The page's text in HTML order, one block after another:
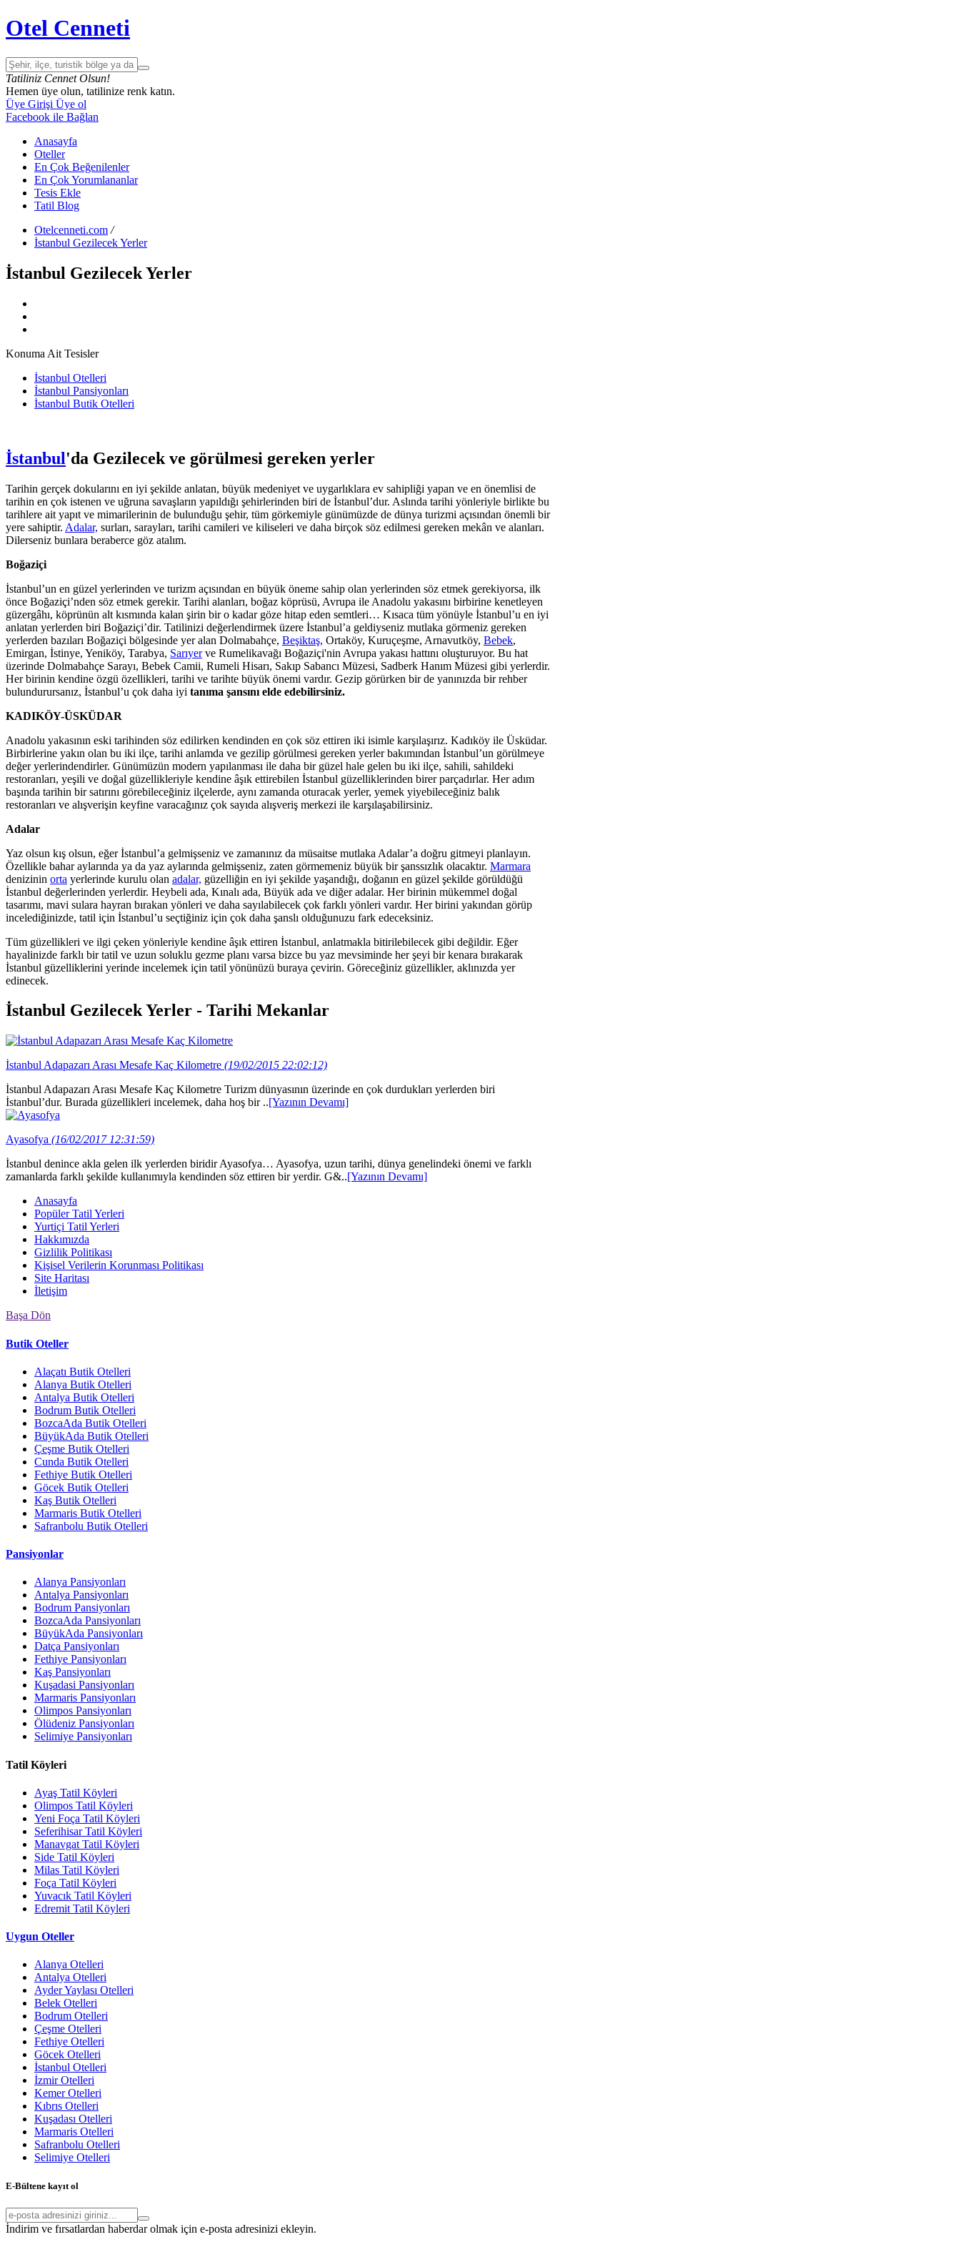
Otel Cenneti
Tatiliniz Cennet Olsun!
Hemen üye olun, tatilinize renk katın.
Üye Girişi Üye ol
Facebook ile Bağlan
Anasayfa
Oteller
En Çok Beğenilenler
En Çok Yorumlananlar
Tesis Ekle
Tatil Blog
Otelcenneti.com /
İstanbul Gezilecek Yerler
İstanbul Gezilecek Yerler
Konuma Ait Tesisler
İstanbul Otelleri
İstanbul Pansiyonları
İstanbul Butik Otelleri
İstanbul'da Gezilecek ve görülmesi gereken yerler
Tarihin gerçek dokularını en iyi şekilde anlatan, büyük medeniyet ve uygarlıklara ev sahipliği yapan ve en önemlisi de
tarihin en çok istenen ve uğruna savaşların yapıldığı şehirlerinden biri de İstanbul’dur. Aslında tarihi yönleriyle birlikte bu
tarihlere ait yapıt ve mimarilerinin de bulunduğu şehir, tüm görkemiyle günümüzde de dünya turizmi açısından önemli bir
yere sahiptir. Adalar, surları, sarayları, tarihi camileri ve kiliseleri ve daha birçok söz edilmesi gereken mekân ve alanları.
Dilerseniz bunlara beraberce göz atalım.
Boğaziçi
İstanbul’un en güzel yerlerinden ve turizm açısından en büyük öneme sahip olan yerlerinden söz etmek gerekiyorsa, ilk
önce Boğaziçi’nden söz etmek gerekir. Tarihi alanları, boğaz köprüsü, Avrupa ile Anadolu yakasını birbirine kenetleyen
güzergâhı, köprünün alt kısmında kalan şirin bir o kadar göze hitap eden semtleri… Kısaca tüm yönüyle İstanbul’u en iyi
anlatan yerlerden biri Boğaziçi’dir. Tatilinizi değerlendirmek üzere İstanbul’a geldiyseniz mutlaka görmeniz gereken
yerlerden bazıları Boğaziçi bölgesinde yer alan Dolmabahçe, Beşiktaş, Ortaköy, Kuruçeşme, Arnavutköy, Bebek,
Emirgan, İstinye, Yeniköy, Tarabya, Sarıyerve Rumelikavağı Boğaziçi'nin Avrupa yakası hattını oluşturuyor. Bu hat
üzerinde Dolmabahçe Sarayı, Bebek Camii, Rumeli Hisarı, Sakıp Sabancı Müzesi, Sadberk Hanım Müzesi gibi yerlerdir.
Her birinin kendine özgü özellikleri, tarihi ve tarihte büyük önemi vardır. Gezip görürken bir de yanınızda bir rehber
bulundurursanız, İstanbul’u çok daha iyi tanıma şansını elde edebilirsiniz.
KADIKÖY-ÜSKÜDAR
Anadolu yakasının eski tarihinden söz edilirken kendinden en çok söz ettiren iki isimle karşılaşırız. Kadıköy ile Üsküdar.
Birbirlerine yakın olan bu iki ilçe, tarihi anlamda ve gezilip görülmesi gereken yerler bakımından İstanbul’un görülmeye
değer yerlerindendirler. Günümüzün modern yapılanması ile daha bir güzel hale gelen bu iki ilçe, sahili, sahildeki
restoranları, yeşili ve doğal güzellikleriyle kendine âşık ettirebilen İstanbul güzelliklerinden birer parçadırlar. Her adım
başında tarihin bir satırını görebileceğiniz ilçelerde, aynı zamanda oturacak yerler, yemek yiyebileceğiniz balık
restoranları ve alışverişin keyfine varacağınız çok sayıda alışveriş merkezi ile karşılaşabilirsiniz.
Adalar
Yaz olsun kış olsun, eğer İstanbul’a gelmişseniz ve zamanınız da müsaitse mutlaka Adalar’a doğru gitmeyi planlayın.
Özellikle bahar aylarında ya da yaz aylarında gelmişseniz, zaten görmemeniz büyük bir şanssızlık olacaktır. Marmara
denizinin orta yerlerinde kurulu olan adalar, güzelliğin en iyi şekilde yaşandığı, doğanın en güzel şekilde görüldüğü
İstanbul değerlerinden yerlerdir. Heybeli ada, Kınalı ada, Büyük ada ve diğer adalar. Her birinin mükemmel doğal
tasarımı, mavi sulara hayran bırakan yönleri ve daha sayılabilecek çok farklı yönleri vardır. Her birini yakından görüp
incelediğinizde, tatil için İstanbul’u seçtiğiniz için çok daha şanslı olduğunuzu fark edeceksiniz.
Tüm güzellikleri ve ilgi çeken yönleriyle kendine âşık ettiren İstanbul, anlatmakla bitirilebilecek gibi değildir. Eğer
hayalinizde farklı bir tatil ve uzun soluklu gezme planı varsa bizce bu yaz mevsiminde her şeyi bir kenara bırakarak
İstanbul güzelliklerini yerinde incelemek için tatil yönünüzü buraya çevirin. Göreceğiniz güzellikler, aklınızda yer
edinecek.
İstanbul Gezilecek Yerler - Tarihi Mekanlar
İstanbul Adapazarı Arası Mesafe Kaç Kilometre (19/02/2015 22:02:12)
İstanbul Adapazarı Arası Mesafe Kaç Kilometre Turizm dünyasının üzerinde en çok durdukları yerlerden biri
İstanbul’dur. Burada güzellikleri incelemek, daha hoş bir ..[Yazının Devamı]
Ayasofya (16/02/2017 12:31:59)
İstanbul denince akla gelen ilk yerlerden biridir Ayasofya… Ayasofya, uzun tarihi, dünya genelindeki önemi ve farklı
zamanlarda farklı şekilde kullanımıyla kendinden söz ettiren bir yerdir. G&..[Yazının Devamı]
Anasayfa
Popüler Tatil Yerleri
Yurtiçi Tatil Yerleri
Hakkımızda
Gizlilik Politikası
Kişisel Verilerin Korunması Politikası
Site Haritası
İletişim
Başa Dön
Butik Oteller
Alaçatı Butik Otelleri
Alanya Butik Otelleri
Antalya Butik Otelleri
Bodrum Butik Otelleri
BozcaAda Butik Otelleri
BüyükAda Butik Otelleri
Çeşme Butik Otelleri
Cunda Butik Otelleri
Fethiye Butik Otelleri
Göcek Butik Otelleri
Kaş Butik Otelleri
Marmaris Butik Otelleri
Safranbolu Butik Otelleri
Pansiyonlar
Alanya Pansiyonları
Antalya Pansiyonları
Bodrum Pansiyonları
BozcaAda Pansiyonları
BüyükAda Pansiyonları
Datça Pansiyonları
Fethiye Pansiyonları
Kaş Pansiyonları
Kuşadasi Pansiyonları
Marmaris Pansiyonları
Olimpos Pansiyonları
Ölüdeniz Pansiyonları
Selimiye Pansiyonları
Tatil Köyleri
Ayaş Tatil Köyleri
Olimpos Tatil Köyleri
Yeni Foça Tatil Köyleri
Seferihisar Tatil Köyleri
Manavgat Tatil Köyleri
Side Tatil Köyleri
Milas Tatil Köyleri
Foça Tatil Köyleri
Yuvacık Tatil Köyleri
Edremit Tatil Köyleri
Uygun Oteller
Alanya Otelleri
Antalya Otelleri
Ayder Yaylası Otelleri
Belek Otelleri
Bodrum Otelleri
Çeşme Otelleri
Fethiye Otelleri
Göcek Otelleri
İstanbul Otelleri
İzmir Otelleri
Kemer Otelleri
Kıbrıs Otelleri
Kuşadası Otelleri
Marmaris Otelleri
Safranbolu Otelleri
Selimiye Otelleri
E-Bültene kayıt ol
İndirim ve fırsatlardan haberdar olmak için e-posta adresinizi ekleyin.